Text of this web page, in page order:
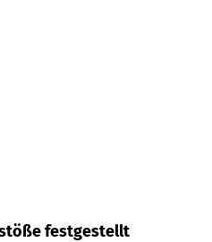
festgestellt